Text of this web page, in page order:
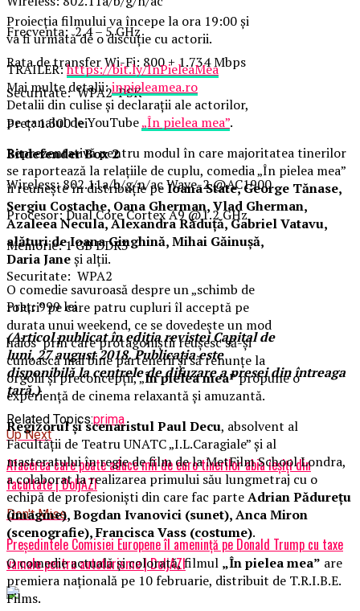
Frecvenţa: 2.4 – 5 GHz
Rata de transfer Wi-Fi: 800 + 1.734 Mbps
Securitate: WPA2-PSK
Preţ: 1.300 lei
Bitdefender Box 2
Wireless: 802.11a/b/g/n/ac Wave-2 @AC1900
Procesor: Dual Core Cortex A9 @1.2 GHz
Memorie: 1 GB DDR3
Securitate: WPA2
Preţ: 999 lei
(Articol publicat în ediţia revistei Capital de
luni, 27 august 2018. Publicaţia este
disponibilă la centrele de difuzare a presei din întreaga
ţară.)
Related Topics:prima
Up Next
Afacerea care poate aduce mii de euro tinerilor abia ieșiți din
facultate | DoljAZI
Don't Miss
Președintele Comisiei Europene îl ameninţă pe Donald Trump cu taxe
vamale pentru autoturisme | DoljAZI
Proiecția filmului va începe la ora 19:00 și
va fi urmată de o discuție cu actorii.
TRAILER:https://bit.ly/InPieleaMea
Mai multe detalii:inpieleamea.ro
Detalii din culise și declarații ale actorilor,
pe canalul de YouTube„În pielea mea”.
Reprezentativă pentru modul în care majoritatea tinerilor
se raportează la relațiile de cuplu, comedia „În pielea mea”
îi reunește în distribuție peIoana State, George Tănase,
Sergiu Costache, Oana Gherman, Vlad Gherman,
Azaleea Necula, Alexandra Răduță, Gabriel Vatavu,
alături de Ioana Ginghină, Mihai Găinușă,
Daria Janeși alții.
O comedie savuroasă despre un „schimb de
roluri” pe care patru cupluri îl acceptă pe
durata unui weekend, ce se dovedește un mod
haios prin care protagoniștii reușesc să-și
cunoască mai bine partenerii și să renunțe la
orgolii și preconcepții, „În pielea mea”propune o
experiență de cinema relaxantă și amuzantă.
Regizorul și scenaristul Paul Decu, absolvent al
Facultății de Teatru UNATC „I.L.Caragiale” și al
masteratului în regie de film de la MetFilm School Londra,
a colaborat la realizarea primului său lungmetraj cu o
echipă de profesioniști din care fac parteAdrian Pădurețu
(imagine), Bogdan Ivanovici (sunet), Anca Miron
(scenografie), Francisca Vass (costume).
O comedie actuală și colorată, filmul „În pielea mea” are
premiera națională pe 10 februarie, distribuit de T.R.I.B.E.
Films.